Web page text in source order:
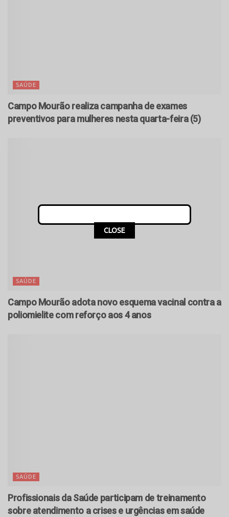
SAÚDE
Campo Mourão realiza campanha de exames
preventivos para mulheres nesta quarta-feira (5)
SAÚDE
Campo Mourão adota novo esquema vacinal contra a
poliomielite com reforço aos 4 anos
SAÚDE
Profissionais da Saúde participam de treinamento
sobre atendimento a crises e urgências em saúde
CLOSE